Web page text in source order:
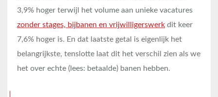
3,9% hoger terwijl het volume aan unieke vacatures
zonder stages, bijbanen en vrijwilligerswerk dit keer
7,6% hoger is. En dat laatste getal is eigenlijk het
belangrijkste, tenslotte laat dit het verschil zien als we
het over echte (lees: betaalde) banen hebben.